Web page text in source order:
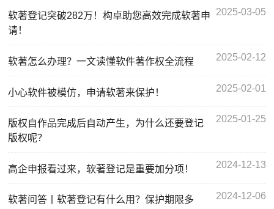
软著登记突破282万！构卓助您高效完成软著申
请！
2025-03-05
软著怎么办理？一文读懂软件著作权全流程 2025-02-12
小心软件被模仿，申请软著来保护！ 2025-02-01
版权自作品完成后自动产生，为什么还要登记
版权呢？
2025-01-25
高企申报看过来，软著登记是重要加分项！ 2024-12-13
软著问答丨软著登记有什么用？保护期限多
2024-12-06